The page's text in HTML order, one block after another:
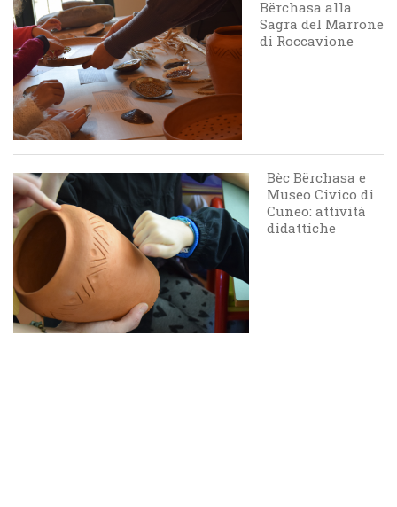
Bërchasa alla
Sagra del Marrone
di Roccavione
Bèc Bërchasa e
Museo Civico di
Cuneo: attività
didattiche